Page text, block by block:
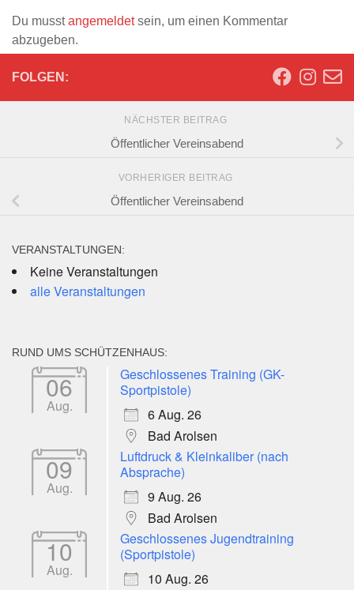
Du musstangemeldetsein, um einen Kommentar
abzugeben.
FOLGEN:
NÄCHSTER BEITRAG
Öffentlicher Vereinsabend
VORHERIGER BEITRAG
Öffentlicher Vereinsabend
VERANSTALTUNGEN:
Keine Veranstaltungen
alle Veranstaltungen
RUND UMS SCHÜTZENHAUS:
06
Aug.
Geschlossenes Training (GK-
Sportpistole)
6 Aug. 26
Bad Arolsen
09
Aug.
Luftdruck & Kleinkaliber (nach
Absprache)
9 Aug. 26
Bad Arolsen
10
Aug.
Geschlossenes Jugendtraining
(Sportpistole)
10 Aug. 26